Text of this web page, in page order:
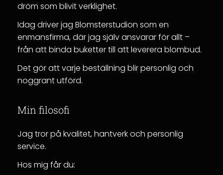
dröm som blivit verklighet.
Idag driver jag Blomsterstudion som en
enmansfirma, där jag själv ansvarar för allt –
från att binda buketter till att leverera blombud.
Det gör att varje beställning blir personlig och
noggrant utförd.
Min filosofi
Jag tror på kvalitet, hantverk och personlig
service.
Hos mig får du: